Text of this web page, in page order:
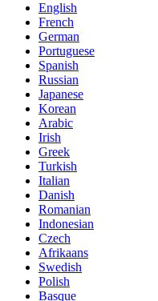
English
French
German
Portuguese
Spanish
Russian
Japanese
Korean
Arabic
Irish
Greek
Turkish
Italian
Danish
Romanian
Indonesian
Czech
Afrikaans
Swedish
Polish
Basque